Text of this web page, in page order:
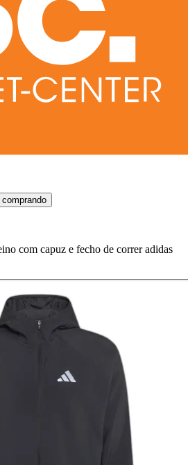
com capuz e fecho de correr adidas